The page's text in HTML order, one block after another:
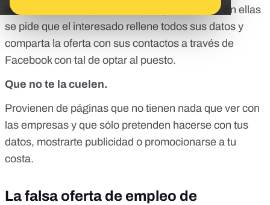
estado circulando por WhatsApp y Facebook. En ellas
se pide que el interesado rellene todos sus datos y
comparta la oferta con sus contactos a través de
Facebook con tal de optar al puesto.
Que no te la cuelen.
Provienen de páginas que no tienen nada que ver con
las empresas y que sólo pretenden hacerse con tus
datos, mostrarte publicidad o promocionarse a tu
costa.
La falsa oferta de empleo de